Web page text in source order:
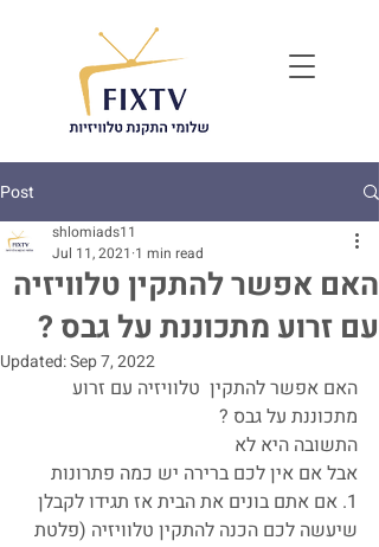
Post
האם אפשר להתקין טלוויזיה
עם זרוע מתכוננת על גבס ?
shlomiads11
Jul 11, 2021 1 min read
Updated:Sep 7, 2022
האם אפשר להתקין  טלוויזיה עם זרוע
מתכוננת על גבס ?
התשובה היא לא
אבל אם אין לכם ברירה יש כמה פתרונות
1. אם אתם בונים את הבית אז תגידו לקבלן
שיעשה לכם הכנה להתקין טלוויזיה (פלטת